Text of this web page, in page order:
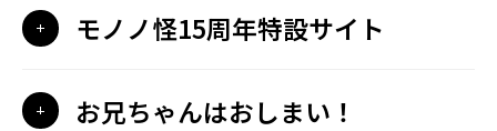
モノノ怪15周年特設サイト
お兄ちゃんはおしまい！